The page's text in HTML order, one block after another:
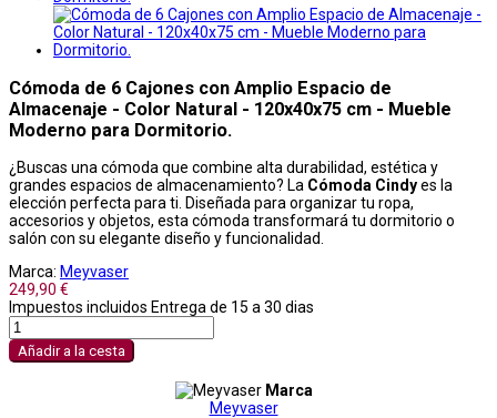
Cómoda de 6 Cajones con Amplio Espacio de
Almacenaje - Color Natural - 120x40x75 cm - Mueble
Moderno para Dormitorio.
¿Buscas una cómoda que combine alta durabilidad, estética y
grandes espacios de almacenamiento? La Cómoda Cindyes la
elección perfecta para ti. Diseñada para organizar tu ropa,
accesorios y objetos, esta cómoda transformará tu dormitorio o
salón con su elegante diseño y funcionalidad.
Marca: Meyvaser
249,90 €
Impuestos incluidos Entrega de 15 a 30 dias
Añadir a la cesta
Marca
Meyvaser